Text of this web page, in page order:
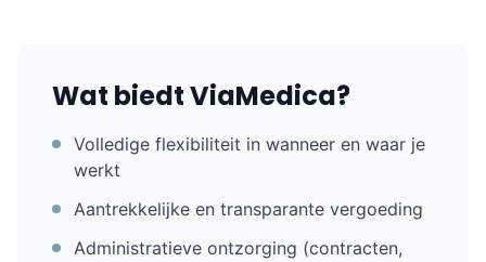
Wat biedt ViaMedica?
Volledige flexibiliteit in wanneer en waar je
werkt
Aantrekkelijke en transparante vergoeding
Administratieve ontzorging (contracten,